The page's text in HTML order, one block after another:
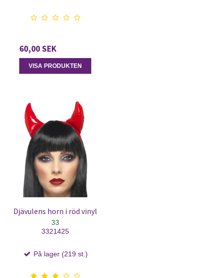
60,00 SEK
VISA PRODUKTEN
Djävulens horn i röd vinyl
33
3321425
På lager (219 st.)